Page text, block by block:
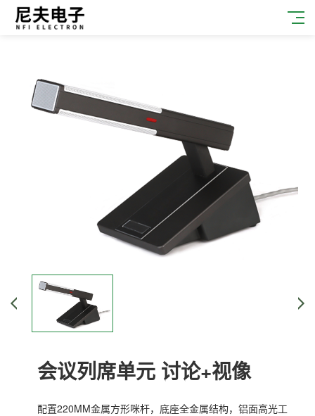
会议列席单元 讨论+视像
配置220MM金属方形咪杆，底座全金属结构，铝面高光工